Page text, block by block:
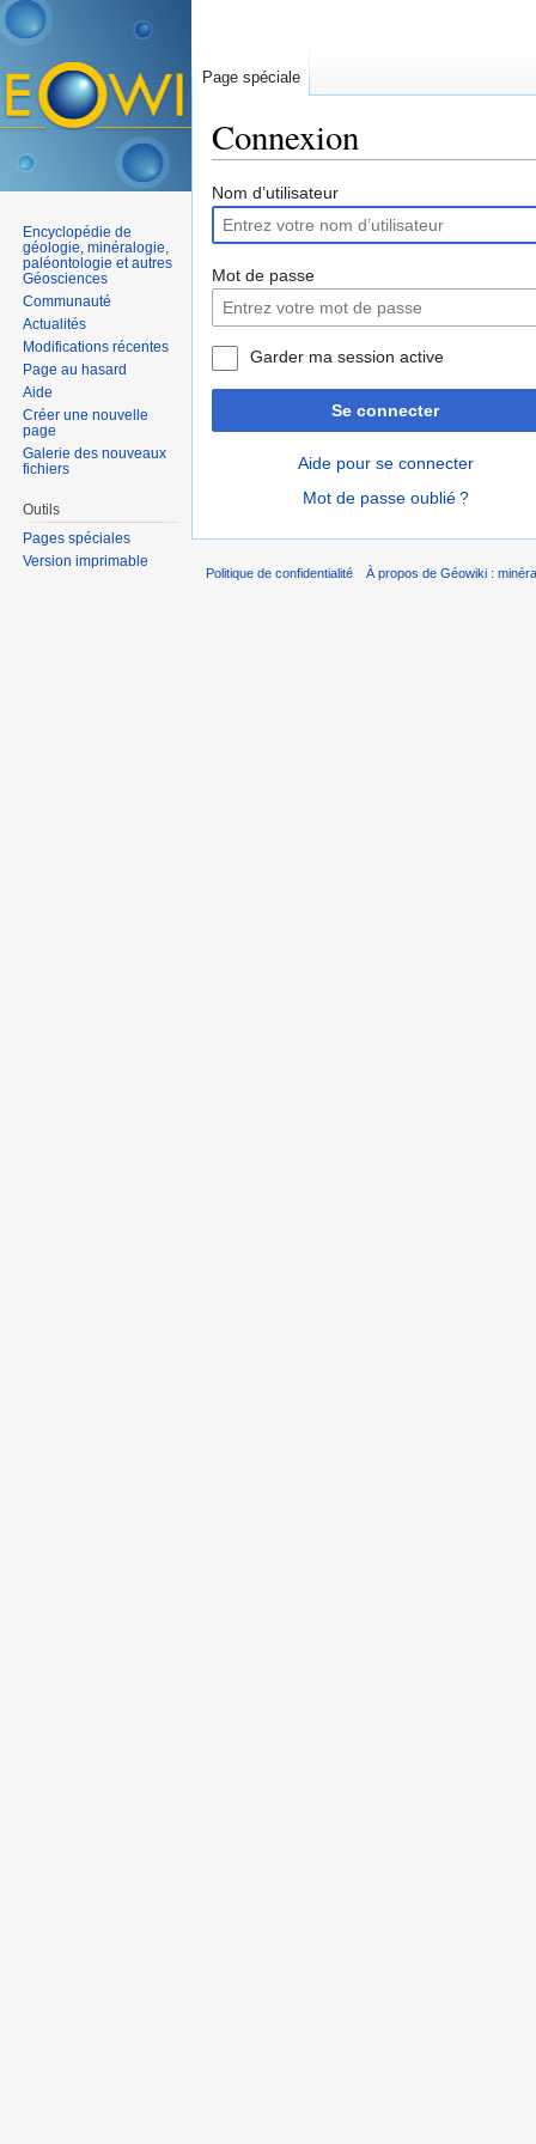
Connexion
Nom d’utilisateur
Mot de passe
Garder ma session active
Se connecter
Aide pour se connecter
Mot de passe oublié ?
Page spéciale
Encyclopédie de
géologie, minéralogie,
paléontologie et autres
Géosciences
Communauté
Actualités
Modifications récentes
Page au hasard
Aide
Créer une nouvelle
page
Galerie des nouveaux
fichiers
Outils
Pages spéciales
Version imprimable
Politique de confidentialité À propos de Géowiki :